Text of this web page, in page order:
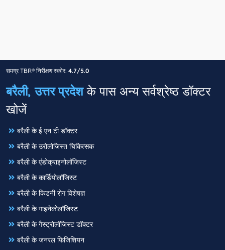
समग्र TBR® निरीक्षण स्कोर: 4.7/5.0
बरैली, उत्तर प्रदेशके पास अन्य सर्वश्रेष्ठ डॉक्टर
खोजें
बरैली के ई एन टी डॉक्टर
बरैली के उरोलोजिस्त चिकित्सक
बरैली के एंडोक्राइनोलॉजिस्ट
बरैली के कार्डियोलॉजिस्ट
बरैली के किडनी रोग विशेषज्ञ
बरैली के गाइनेकोलॉजिस्ट
बरैली के गैस्ट्रोलॉजिस्ट डॉक्टर
बरैली के जनरल फिजिशियन